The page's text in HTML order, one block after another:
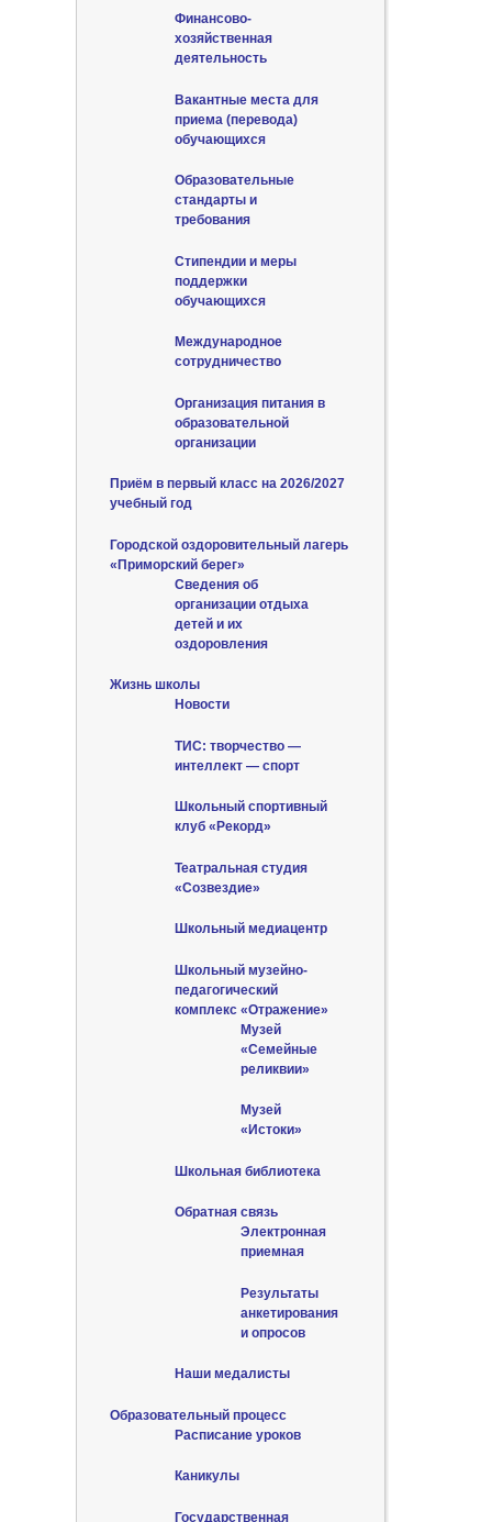
Финансово-
хозяйственная
деятельность
Вакантные места для
приема (перевода)
обучающихся
Образовательные
стандарты и
требования
Стипендии и меры
поддержки
обучающихся
Международное
сотрудничество
Организация питания в
образовательной
организации
Приём в первый класс на 2026/2027
учебный год
Городской оздоровительный лагерь
«Приморский берег»
Сведения об
организации отдыха
детей и их
оздоровления
Жизнь школы
Новости
ТИС: творчество —
интеллект — спорт
Школьный спортивный
клуб «Рекорд»
Театральная студия
«Созвездие»
Школьный медиацентр
Школьный музейно-
педагогический
комплекс «Отражение»
Музей
«Семейные
реликвии»
Музей
«Истоки»
Школьная библиотека
Обратная связь
Электронная
приемная
Результаты
анкетирования
и опросов
Наши медалисты
Образовательный процесс
Расписание уроков
Каникулы
Государственная